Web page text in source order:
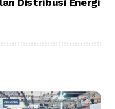
Distribusi Energi